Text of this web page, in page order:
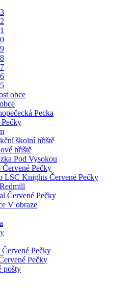
obce
Pecka
Pečky
školní hřiště
hřiště
Pod Vysokou
Pečky
LSC Knights Červené Pečky
Červené Pečky
V obraze
Pečky
Pečky
pošty